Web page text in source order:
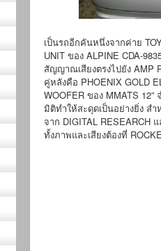
เป็นรถอีกคันหนึ่งจากค่าย
UNIT ของ ALPINE CDA-
สัญญาณเสียงตรงไปยัง AMP
คู่หลังคือ PHOENIX GOLD
WOOFER ของ MMATS
มิติทำให้สะดุดเป็นอย่างยิ่ง ส
จาก DIGITAL RESEARCH
ทั้งภาพและเสียงต้องที่